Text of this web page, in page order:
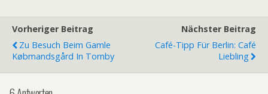
Vorheriger Beitrag
Zu Besuch Beim Gamle
Købmandsgård In Tornby
Nächster Beitrag
Café-Tipp Für Berlin: Café
Liebling